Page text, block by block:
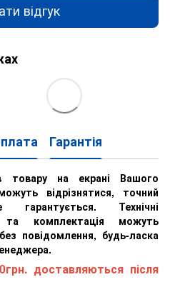
відгук
Гарантія
товару на екрані Вашого
відрізнятися, точний
Технічні
та комплектація можуть
повідомлення, будь-ласка
доставляються після